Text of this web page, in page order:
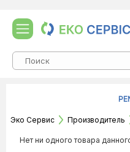
Эко Сервис Производитель
Нет ни одного товара